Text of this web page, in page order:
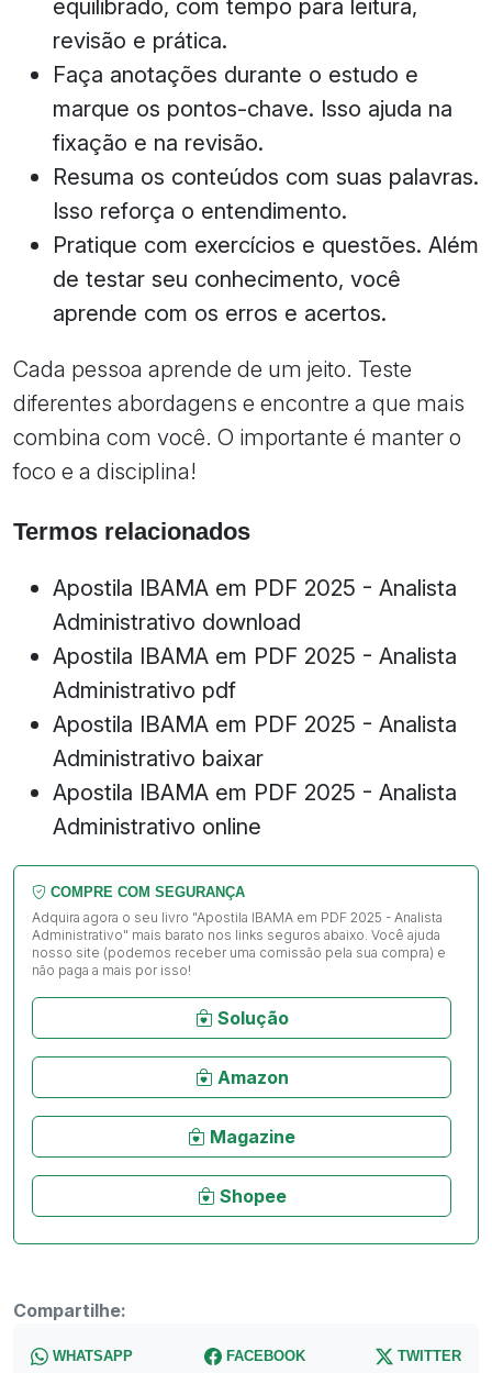
equilibrado, com tempo para leitura,
revisão e prática.
Faça anotações durante o estudo e
marque os pontos-chave. Isso ajuda na
fixação e na revisão.
Resuma os conteúdos com suas palavras.
Isso reforça o entendimento.
Pratique com exercícios e questões. Além
de testar seu conhecimento, você
aprende com os erros e acertos.
Cada pessoa aprende de um jeito. Teste
diferentes abordagens e encontre a que mais
combina com você. O importante é manter o
foco e a disciplina!
Termos relacionados
Apostila IBAMA em PDF 2025 - Analista
Administrativo download
Apostila IBAMA em PDF 2025 - Analista
Administrativo pdf
Apostila IBAMA em PDF 2025 - Analista
Administrativo baixar
Apostila IBAMA em PDF 2025 - Analista
Administrativo online
COMPRE COM SEGURANÇA
Adquira agora o seu livro "Apostila IBAMA em PDF 2025 - Analista
Administrativo" mais barato nos links seguros abaixo. Você ajuda
nosso site (podemos receber uma comissão pela sua compra) e
não paga a mais por isso!
Solução
Amazon
Magazine
Shopee
Compartilhe:
WHATSAPP FACEBOOK TWITTER